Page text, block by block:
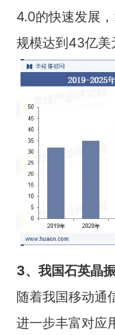
4.0的快速发展
规模达到43亿美
3、我国石英晶
随着我国移动通
进一步丰富对应